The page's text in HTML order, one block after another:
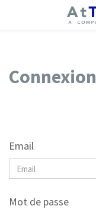
Connexion
Email
Mot de passe